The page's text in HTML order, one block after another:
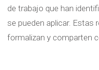
de trabajo que han
se pueden aplicar. Estas
formalizan y comparten